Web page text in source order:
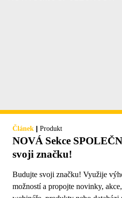
Článek | Produkt
NOVÁ Sekce
svoji značku!
Budujte svoji značku! Využije
možností a propojte novinky,